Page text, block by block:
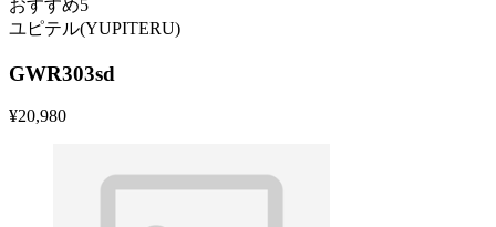
おすすめ5
ユピテル(YUPITERU)
GWR303sd
¥20,980